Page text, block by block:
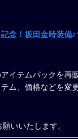
念！坂田金時装備
イテムパックを再
ム、価格などを変
いいたします。